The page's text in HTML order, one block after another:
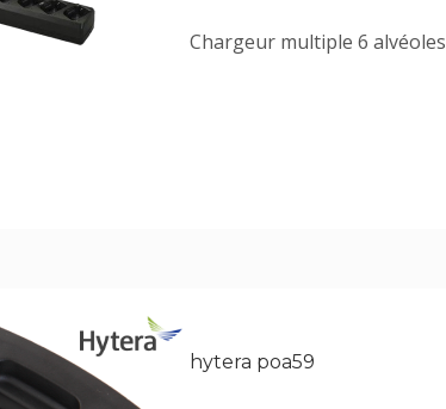
Chargeur multiple 6 alvéoles
hytera poa59